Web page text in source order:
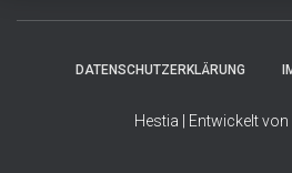
DATENSCHUTZERKLÄRUNG
Hestia | Entwickelt von